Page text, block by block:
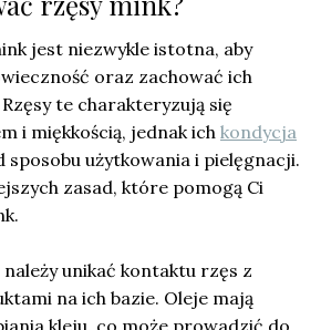
jest niezwykle istotna, aby
oraz zachować ich
te charakteryzują się
i miękkością, jednak ich kondycja
sposobu użytkowania i pielęgnacji.
zasad, które pomogą Ci
unikać kontaktu rzęs z
na ich bazie. Oleje mają
kleju, co może prowadzić do